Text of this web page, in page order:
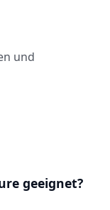
und
geeignet?